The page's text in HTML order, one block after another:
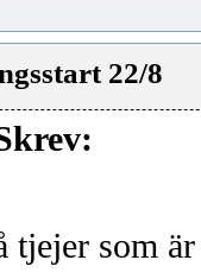
22/8
tjejer som